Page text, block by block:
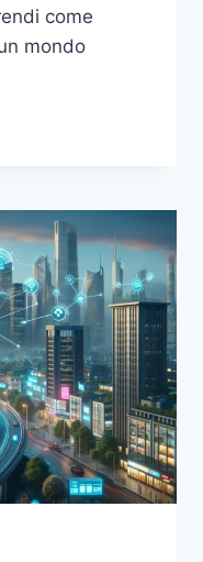
come
mondo